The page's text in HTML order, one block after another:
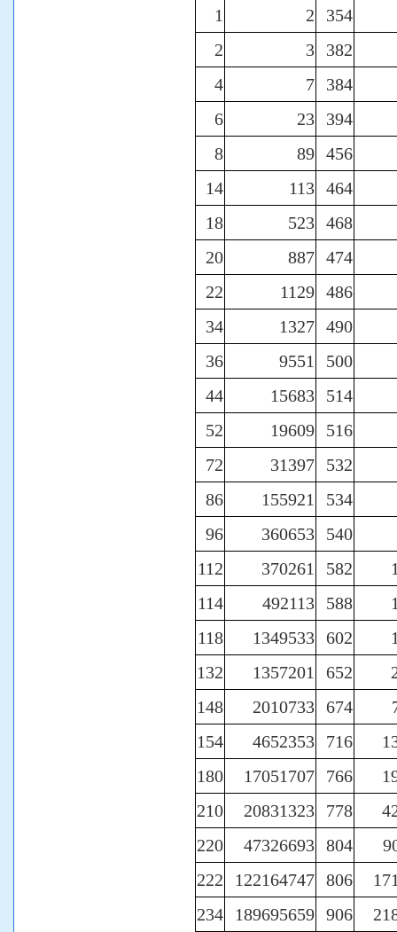
1 2
354
2
3
382
4
7
384
6
23
394
8
89
456
14
113
464
18
523
468
20
887
474
22
1129
486
34
1327
490
36
9551
500
44
15683
514
52
19609
516
72
31397
532
86
155921
534
96
360653
540
112
370261 582
114
492113 588
118
1349533 602
132
1357201 652
148
2010733 674
154
4652353 716
180
17051707 766
210
20831323 778
220
47326693 804
222
122164747 806
234
189695659 906